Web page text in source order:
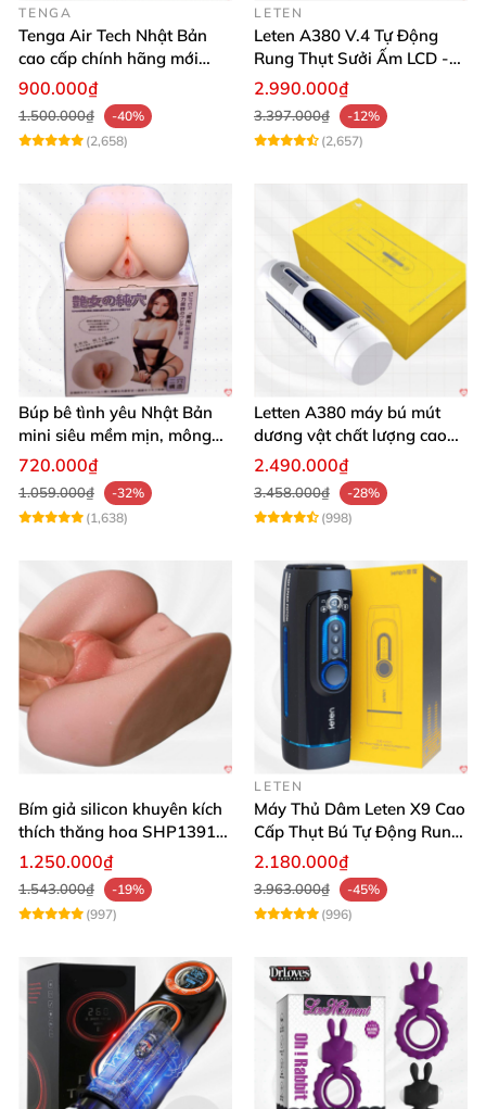
TENGA
Tenga Air Tech Nhật Bản
cao cấp chính hãng mới
seal giá tốt
900.000₫
1.500.000₫
-40%
(2,658)
LETEN
Leten A380 V.4 Tự Động
Rung Thụt Sưởi Ấm LCD -
Mua Ngay
2.990.000₫
3.397.000₫
-12%
(2,657)
Búp bê tình yêu Nhật Bản
mini siêu mềm mịn, mông
tròn quyến rũ
720.000₫
1.059.000₫
-32%
(1,638)
Letten A380 máy bú mút
dương vật chất lượng cao
giá tốt
2.490.000₫
3.458.000₫
-28%
(998)
Bím giả silicon khuyên kích
thích thăng hoa SHP1391
ShopHanhPhuc
1.250.000₫
1.543.000₫
-19%
(997)
LETEN
Máy Thủ Dâm Leten X9 Cao
Cấp Thụt Bú Tự Động Rung
Rên
2.180.000₫
3.963.000₫
-45%
(996)